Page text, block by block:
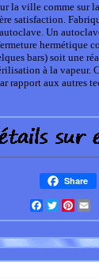
la ville comme sur
satisfaction.
Un
hermétique
bars) soit une
à la vapeur.
rapport aux autres
Share
Facebook
Twitter